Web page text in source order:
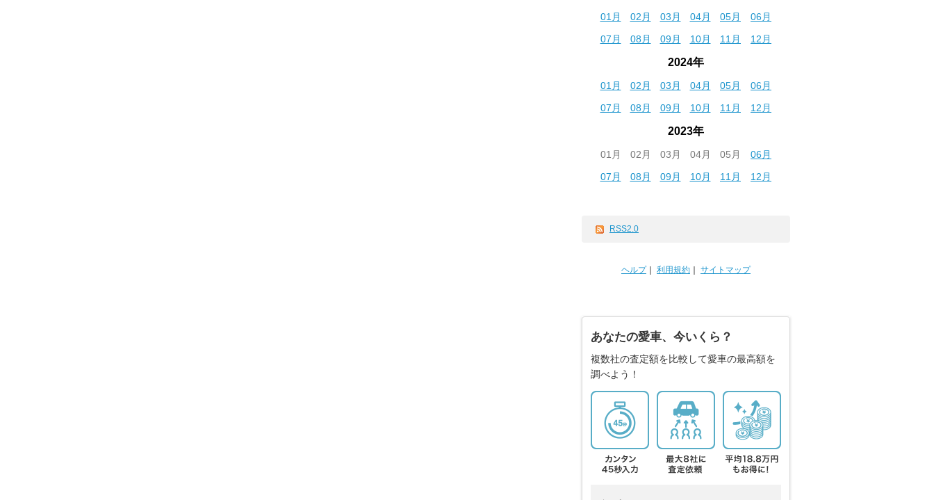
01月 02月 03月 04月 05月
06月
07月
08月 09月 10月 11月 12月
2024年
01月 02月 03月 04月 05月
06月
07月
08月 09月 10月 11月 12月
2023年
01月 02月 03月 04月 05月
06月
07月
08月 09月 10月 11月 12月
RSS2.0
ヘルプ｜ 利用規約 サイトマップ
あなたの愛車、今いくら？
複数社の査定額を比較して愛車の最高額を
調べよう！